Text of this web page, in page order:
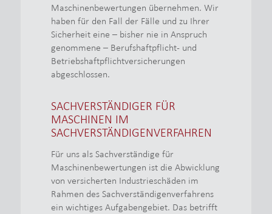
Maschinenbewertungen übernehmen. Wir
haben für den Fall der Fälle und zu Ihrer
Sicherheit eine – bisher nie in Anspruch
genommene – Berufshaftpflicht- und
Betriebshaftpflichtversicherungen
abgeschlossen.
SACHVERSTÄNDIGER FÜR
MASCHINEN IM
SACHVERSTÄNDIGENVERFAHREN
Für uns als Sachverständige für
Maschinenbewertungen ist die Abwicklung
von versicherten Industrieschäden im
Rahmen des Sachverständigenverfahrens
ein wichtiges Aufgabengebiet. Das betrifft